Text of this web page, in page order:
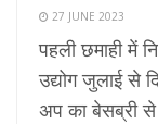
27 JUNE 2023
पहली छमाही में
उद्योग जुलाई
अप का बेसब्री